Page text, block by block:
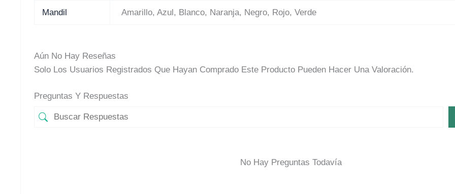
Mandil Amarillo, Azul, Blanco, Naranja, Negro, Rojo, Verde
Aún No Hay Reseñas
Solo Los Usuarios Registrados Que Hayan Comprado Este Producto Pueden Hacer Una Valoración.
Preguntas Y Respuestas
No Hay Preguntas Todavía